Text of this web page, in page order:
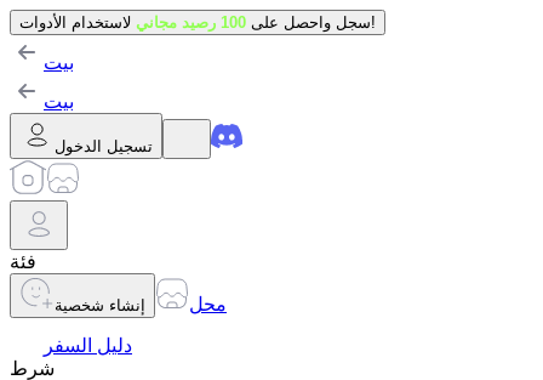
سجل واحصل على 100 رصيد مجاني لاستخدام الأدوات!
بيت
بيت
تسجيل الدخول
فئة
إنشاء شخصية
محل
دليل السفر
شرط